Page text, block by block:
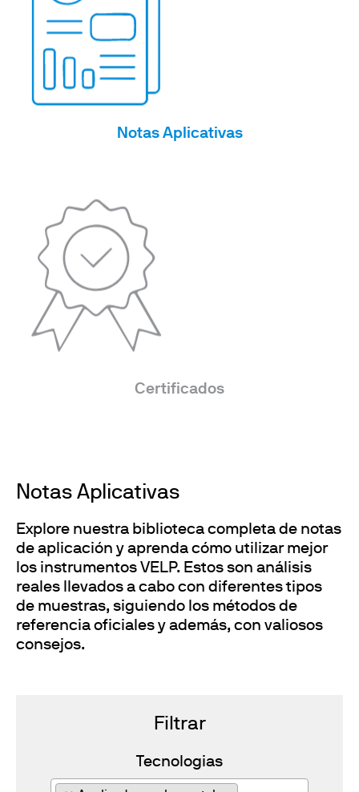
Notas Aplicativas
Certificados
Notas Aplicativas
Explore nuestra biblioteca completa de notas
de aplicación y aprenda cómo utilizar mejor
los instrumentos VELP. Estos son análisis
reales llevados a cabo con diferentes tipos
de muestras, siguiendo los métodos de
referencia oficiales y además, con valiosos
consejos.
Filtrar
Tecnologias